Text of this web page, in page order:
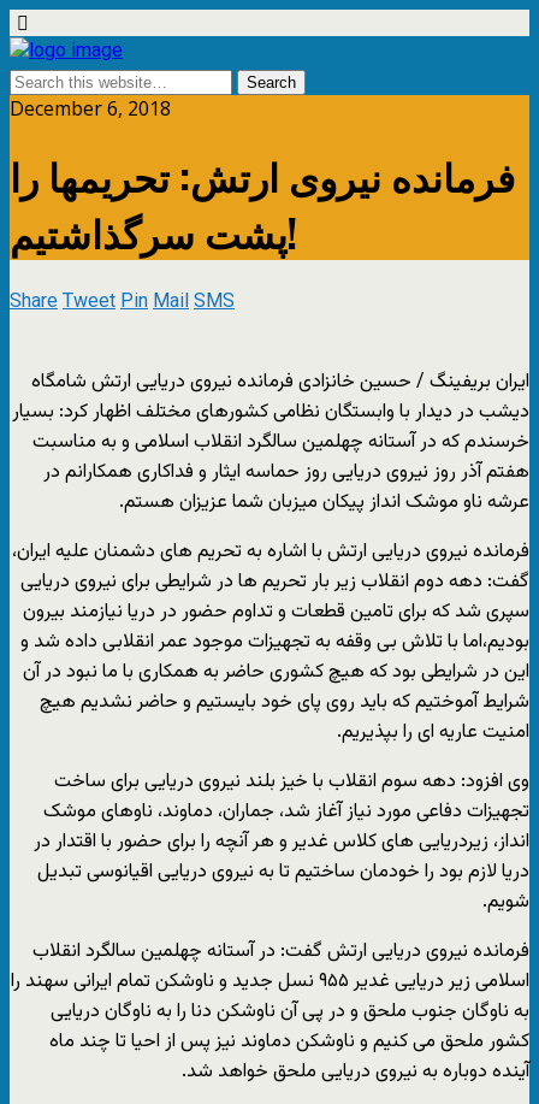
December 6, 2018
فرمانده نیروی ارتش: تحریمها را
پشت سرگذاشتیم!
ShareTweetPinMailSMS
ایران بریفینگ / حسین خانزادی فرمانده نیروی دریایی ارتش شامگاه
دیشب در دیدار با وابستگان نظامی کشورهای مختلف اظهار کرد: بسیار
خرسندم که در آستانه چهلمین سالگرد انقلاب اسلامی و به مناسبت
هفتم آذر روز نیروی دریایی روز حماسه ایثار و فداکاری همکارانم در
عرشه ناو موشک انداز پیکان میزبان شما عزیزان هستم.
فرمانده نیروی دریایی ارتش با اشاره به تحریم های دشمنان علیه ایران،
گفت: دهه دوم انقلاب زیر بار تحریم ها در شرایطی برای نیروی دریایی
سپری شد که برای تامین قطعات و تداوم حضور در دریا نیازمند بیرون
بودیم،اما با تلاش بی وقفه به تجهیزات موجود عمر انقلابی داده شد و
این در شرایطی بود که هیچ کشوری حاضر به همکاری با ما نبود در آن
شرایط آموختیم که باید روی پای خود بایستیم و حاضر نشدیم هیچ
امنیت عاریه ای را بپذیریم.
وی افزود: دهه سوم انقلاب با خیز بلند نیروی دریایی برای ساخت
تجهیزات دفاعی مورد نیاز آغاز شد، جماران، دماوند، ناوهای موشک
انداز، زیردریایی های کلاس غدیر و هر آنچه را برای حضور با اقتدار در
دریا لازم بود را خودمان ساختیم تا به نیروی دریایی اقیانوسی تبدیل
شویم.
فرمانده نیروی دریایی ارتش گفت: در آستانه چهلمین سالگرد انقلاب
اسلامی زیر دریایی غدیر ۹۵۵ نسل جدید و ناوشکن تمام ایرانی سهند را
به ناوگان جنوب ملحق و در پی آن ناوشکن دنا را به ناوگان دریایی
کشور ملحق می کنیم و ناوشکن دماوند نیز پس از احیا تا چند ماه
آینده دوباره به نیروی دریایی ملحق خواهد شد.